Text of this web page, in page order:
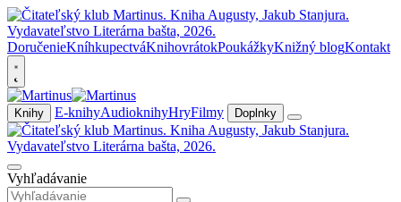
DoručenieKníhkupectváKnihovrátokPoukážkyKnižný blogKontakt
Knihy E-knihyAudioknihyHryFilmy Doplnky
Vyhľadávanie